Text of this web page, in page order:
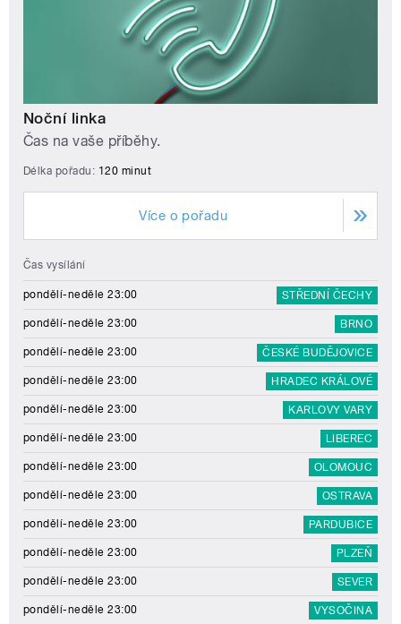
Noční linka
Čas na vaše příběhy.
Délka pořadu: 120 minut
Více o pořadu
Čas vysílání
pondělí-neděle 23:00 STŘEDNÍ ČECHY
pondělí-neděle 23:00 BRNO
pondělí-neděle 23:00 ČESKÉ BUDĚJOVICE
pondělí-neděle 23:00 HRADEC KRÁLOVÉ
pondělí-neděle 23:00 KARLOVY VARY
pondělí-neděle 23:00 LIBEREC
pondělí-neděle 23:00 OLOMOUC
pondělí-neděle 23:00 OSTRAVA
pondělí-neděle 23:00 PARDUBICE
pondělí-neděle 23:00 PLZEŇ
pondělí-neděle 23:00 SEVER
pondělí-neděle 23:00 VYSOČINA